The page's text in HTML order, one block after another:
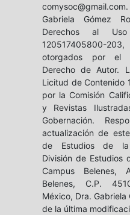
Gabriela Gómez
Derechos al
120517405800-
otorgados por el
Derecho de Autor.
Licitud de Contenido
por la Comisión
y Revistas
Gobernación.
actualización de
de Estudios de la
División de Estudios
Campus Belenes,
Belenes, C.P.
México, Dra. Gabriela
de la última